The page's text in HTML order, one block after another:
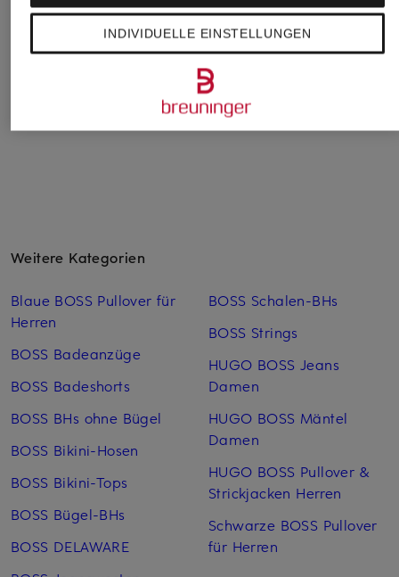
Anzug ANTHONY
Anzug HODGE-RIVER
Slim Fit
CHF 319
Ursprünglich:
Anzug HUGE Slim
CHF 399
Weitere Kategorien
Blaue BOSS Pullover für
Herren
BOSS Badeanzüge
BOSS Badeshorts
BOSS BHs ohne Bügel
BOSS Bikini-Hosen
BOSS Bikini-Tops
BOSS Bügel-BHs
BOSS DELAWARE
BOSS Schalen-BHs
BOSS Strings
HUGO BOSS Jeans
Damen
HUGO BOSS Mäntel
Damen
HUGO BOSS Pullover &
Strickjacken Herren
Schwarze BOSS Pullover
für Herren
INDIVIDUELLE EINSTELLUNGEN